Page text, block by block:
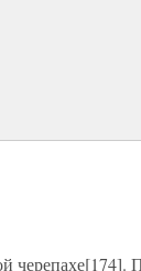
черепахе[174].